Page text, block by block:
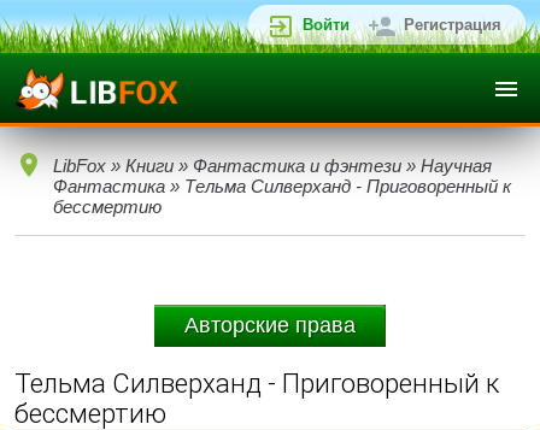
Войти Регистрация
LibFox » Книги » Фантастика и фэнтези » Научная
Фантастика » Тельма Силверханд - Приговоренный к
бессмертию
Авторские права
Тельма Силверханд - Приговоренный к
бессмертию